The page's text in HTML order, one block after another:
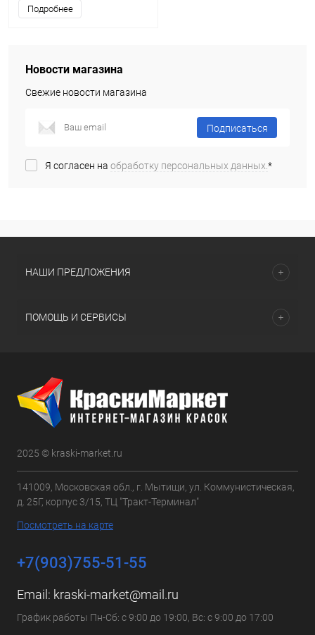
Подробнее
Новости магазина
Свежие новости магазина
Подписаться
Я согласен на обработку персональных данных.*
НАШИ ПРЕДЛОЖЕНИЯ
ПОМОЩЬ И СЕРВИСЫ
2025 © kraski-market.ru
141009, Московская обл., г. Мытищи, ул. Коммунистическая,
д. 25Г, корпус 3/15, ТЦ "Тракт-Терминал"
Посмотреть на карте
+7(903)755-51-55
Email: kraski-market@mail.ru
График работы Пн-Сб: с 9:00 до 19:00, Вс: с 9:00 до 17:00